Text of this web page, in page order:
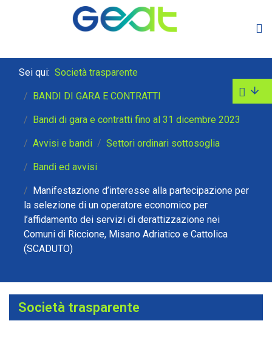
Sei qui: Società trasparente
BANDI DI GARA E CONTRATTI
Bandi di gara e contratti fino al 31 dicembre 2023
Avvisi e bandi Settori ordinari sottosoglia
Bandi ed avvisi
Manifestazione d’interesse alla partecipazione per
la selezione di un operatore economico per
l’affidamento dei servizi di derattizzazione nei
Comuni di Riccione, Misano Adriatico e Cattolica
(SCADUTO)
Società trasparente